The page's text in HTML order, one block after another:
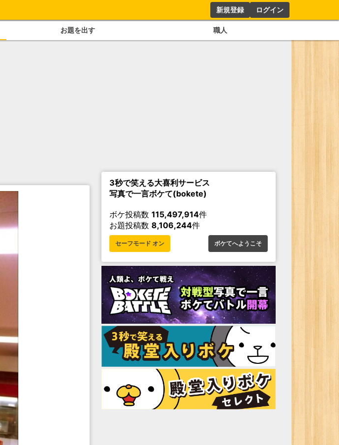
新規登録 ログイン
お題を出す 職人
3秒で笑える大喜利サービス
写真で一言ボケて(bokete)
ボケ投稿数 115,497,914件
お題投稿数 8,106,244件
セーフモード オン ボケてへようこそ